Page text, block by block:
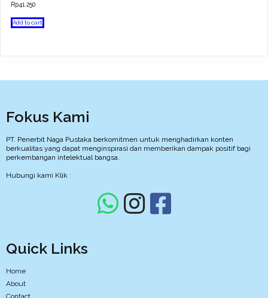
Rp41.250
Add to cart
Fokus Kami
PT. Penerbit Naga Pustaka berkomitmen untuk menghadirkan konten
berkualitas yang dapat menginspirasi dan memberikan dampak positif bagi
perkembangan intelektual bangsa.
Hubungi kami Klik :
Quick Links
Home
About
Contact